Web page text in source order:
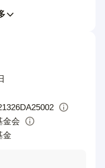
物资采购、运输等
企业劝募，线下活
员以及志愿者走访
金会
金